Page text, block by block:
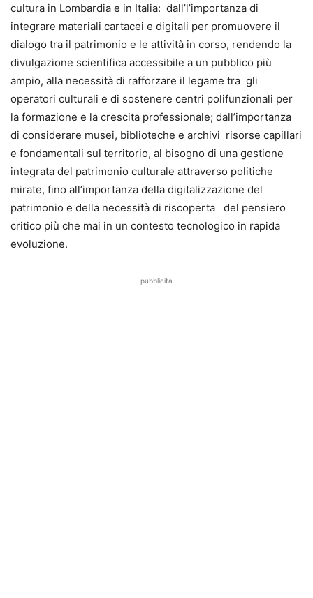
cultura in Lombardia e in Italia: dall’l’importanza di
integrare materiali cartacei e digitali per promuovere il
dialogo tra il patrimonio e le attività in corso, rendendo la
divulgazione scientifica accessibile a un pubblico più
ampio, alla necessità di rafforzare il legame tra gli
operatori culturali e di sostenere centri polifunzionali per
la formazione e la crescita professionale; dall’importanza
di considerare musei, biblioteche e archivi risorse capillari
e fondamentali sul territorio, al bisogno di una gestione
integrata del patrimonio culturale attraverso politiche
mirate, fino all’importanza della digitalizzazione del
patrimonio e della necessità di riscoperta del pensiero
critico più che mai in un contesto tecnologico in rapida
evoluzione.
pubblicità